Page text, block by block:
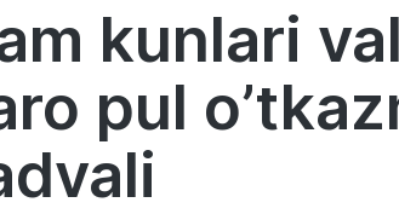
kunlari
pul